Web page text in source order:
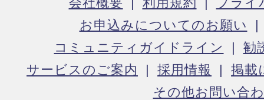
お申込みについてのお願い
コミュニティガイドライン
勧
サービスのご案内
採用情報
掲載
その他お問い合